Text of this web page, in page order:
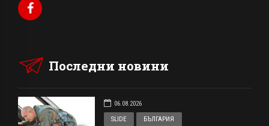
Последни новини
06.08.2026
SLIDE
БЪЛГАРИЯ